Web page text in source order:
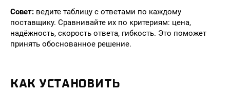
Совет: ведите таблицу с ответами по каждому
поставщику. Сравнивайте их по критериям: цена,
надёжность, скорость ответа, гибкость. Это поможет
принять обоснованное решение.
КАК УСТАНОВИТЬ